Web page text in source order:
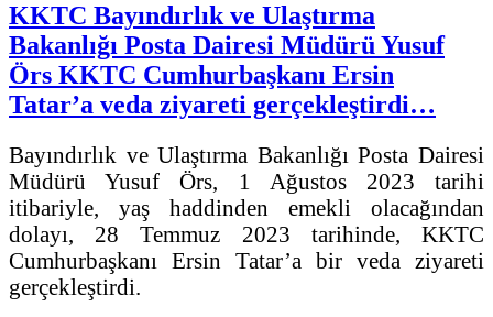
KKTC Bayındırlık ve Ulaştırma
Bakanlığı Posta Dairesi Müdürü Yusuf
Örs KKTC Cumhurbaşkanı Ersin
Tatar’a veda ziyareti gerçekleştirdi…
Bayındırlık ve Ulaştırma Bakanlığı Posta Dairesi
Müdürü Yusuf Örs, 1 Ağustos 2023 tarihi
itibariyle, yaş haddinden emekli olacağından
dolayı, 28 Temmuz 2023 tarihinde, KKTC
Cumhurbaşkanı Ersin Tatar’a bir veda ziyareti
gerçekleştirdi.